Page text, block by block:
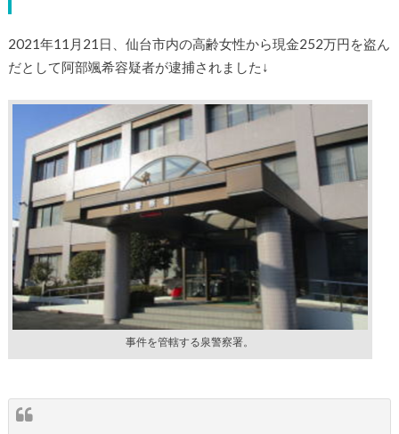
2021年11月21日、仙台市内の高齢女性から現金252万円を盗ん
だとして阿部颯希容疑者が逮捕されました↓
事件を管轄する泉警察署。